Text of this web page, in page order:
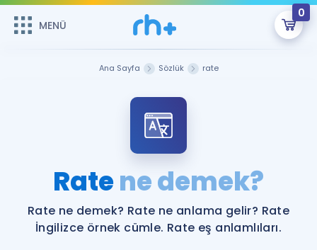
MENÜ
0
ÜYE DEĞİLİM
Sepetin Şu An Boş.
Remzi Hoca ile seni sınava hazırlayacak onlarca eğitim seni
bekliyor!
MENÜ
Faydalı Araçlar
Ana Sayfa Sözlük rate
Ratene demek?
Rate ne demek? Rate ne anlama gelir? Rate
İngilizce örnek cümle. Rate eş anlamlıları.